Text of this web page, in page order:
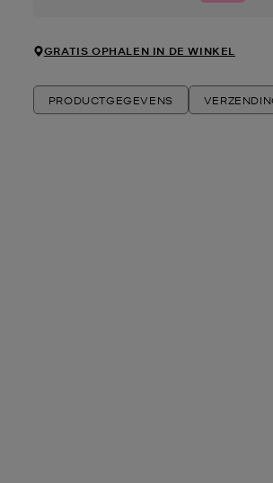
GRATIS OPHALEN IN DE WINKEL
PRODUCTGEGEVENS